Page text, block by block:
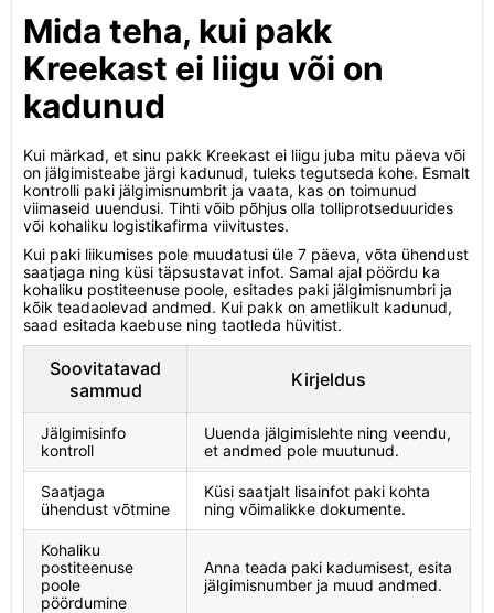
Mida teha, kui pakk
Kreekast ei liigu või on
kadunud
Kui märkad, et sinu pakk Kreekast ei liigu juba mitu päeva või
on jälgimisteabe järgi kadunud, tuleks tegutseda kohe. Esmalt
kontrolli paki jälgimisnumbrit ja vaata, kas on toimunud
viimaseid uuendusi. Tihti võib põhjus olla tolliprotseduurides
või kohaliku logistikafirma viivitustes.
Kui paki liikumises pole muudatusi üle 7 päeva, võta ühendust
saatjaga ning küsi täpsustavat infot. Samal ajal pöördu ka
kohaliku postiteenuse poole, esitades paki jälgimisnumbri ja
kõik teadaolevad andmed. Kui pakk on ametlikult kadunud,
saad esitada kaebuse ning taotleda hüvitist.
Soovitatavad
sammud
Kirjeldus
Jälgimisinfo
kontroll
Uuenda jälgimislehte ning veendu,
et andmed pole muutunud.
Saatjaga
ühendust võtmine
Küsi saatjalt lisainfot paki kohta
ning võimalikke dokumente.
Kohaliku
postiteenuse
poole
pöördumine
Anna teada paki kadumisest, esita
jälgimisnumber ja muud andmed.